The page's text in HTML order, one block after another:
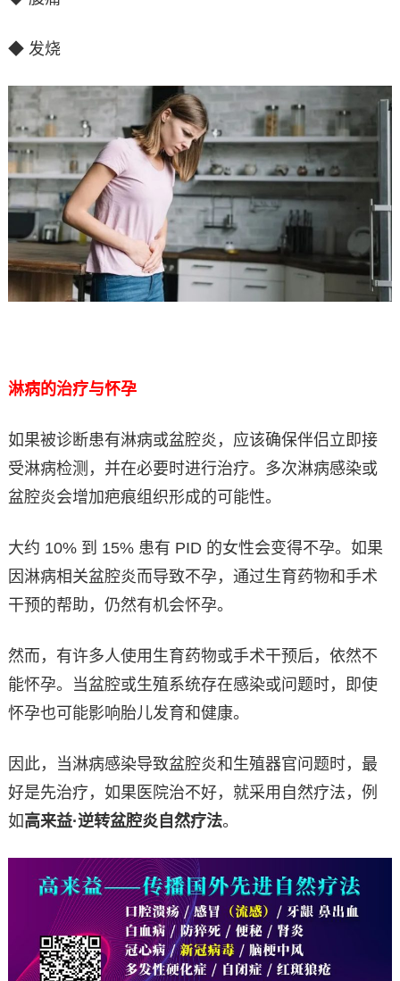
◆ 发烧
淋病的治疗与怀孕
如果被诊断患有淋病或盆腔炎，应该确保伴侣立即接
受淋病检测，并在必要时进行治疗。多次淋病感染或
盆腔炎会增加疤痕组织形成的可能性。
大约 10% 到 15% 患有 PID 的女性会变得不孕。如果
因淋病相关盆腔炎而导致不孕，通过生育药物和手术
干预的帮助，仍然有机会怀孕。
然而，有许多人使用生育药物或手术干预后，依然不
能怀孕。当盆腔或生殖系统存在感染或问题时，即使
怀孕也可能影响胎儿发育和健康。
因此，当淋病感染导致盆腔炎和生殖器官问题时，最
好是先治疗，如果医院治不好，就采用自然疗法，例
如高来益·逆转盆腔炎自然疗法。